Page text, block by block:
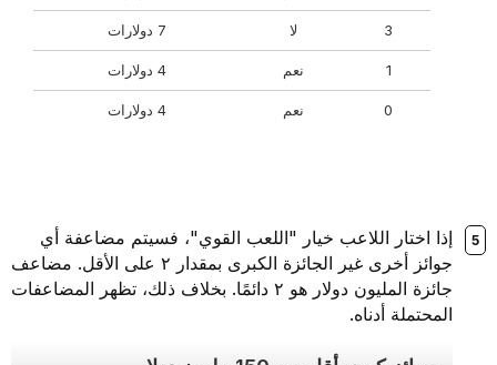
نعم
نعم
إذا اختار اللاعب خيار "اللعب القوي"، فسيتم مضاعفة أي
جوائز أخرى غير الجائزة الكبرى بمقدار ٢ على الأقل. مضاعف
جائزة المليون دولار هو ٢ دائمًا. بخلاف ذلك، تظهر المضاعفات
المحتملة أدناه.